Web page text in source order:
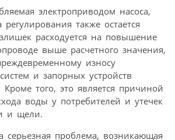
электроприводом насоса,
регулирования также остается
расходуется на повышение
выше расчетного значения,
износу
и запорных устройств
того, это является причиной
воды у потребителей и утечек
и щели.
серьезная проблема, возникающая